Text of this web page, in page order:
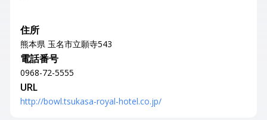
住所
熊本県 玉名市立願寺543
電話番号
0968-72-5555
URL
http://bowl.tsukasa-royal-hotel.co.jp/